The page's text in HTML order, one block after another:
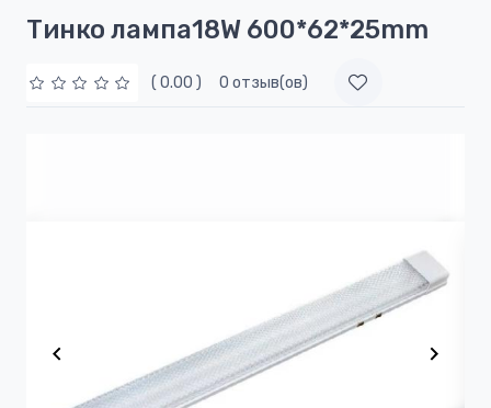
Тинко лампа18W 600*62*25mm
( 0.00 ) 0 отзыв(ов)